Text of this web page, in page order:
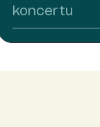
koncertu